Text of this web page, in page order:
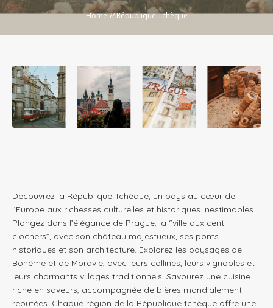
Home //République Tchèque
Découvrez la République Tchèque, un pays au cœur de
l’Europe aux richesses culturelles et historiques inestimables.
Plongez dans l’élégance de Prague, la “ville aux cent
clochers”, avec son château majestueux, ses ponts
historiques et son architecture. Explorez les paysages de
Bohême et de Moravie, avec leurs collines, leurs vignobles et
leurs charmants villages traditionnels. Savourez une cuisine
riche en saveurs, accompagnée de bières mondialement
réputées. Chaque région de la République tchèque offre une